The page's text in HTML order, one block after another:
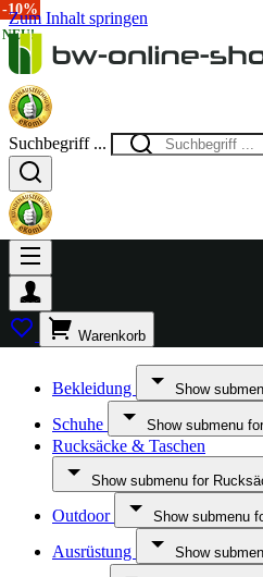
Zum Inhalt springen
Suchbegriff ...
Warenkorb
Bekleidung Show
Schuhe Show submenu
Rucksäcke & Taschen
Show submenu for
Outdoor Show submenu
Ausrüstung Show
NEU!
-20%
-10%